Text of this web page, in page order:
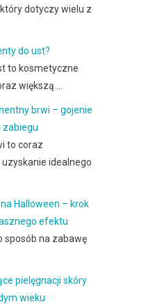
dotyczy wielu z
do ust?
to kosmetyczne
większą …
brwi – gojenie
zabiegu
to coraz
idealnego
Halloween – krok
efektu
sposób na zabawę
pielęgnacji skóry
wieku